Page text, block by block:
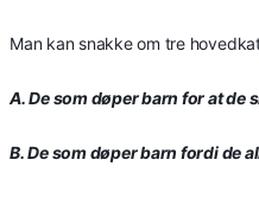
Man kan snakke om tre
A. De som døper barn for at de
B. De som døper barn fordi de